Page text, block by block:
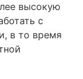
высокую
с
в то время